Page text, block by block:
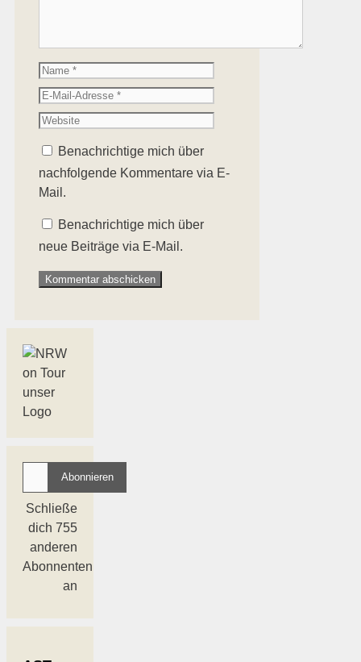
Name
E-
Mail-
Website
Benachrichtige mich über
nachfolgende Kommentare via E-
Mail.
Benachrichtige mich über
neue Beiträge via E-Mail.
Deine E-Mail
Abonnieren
Schließe
dich 755
anderen
Abonnenten
an